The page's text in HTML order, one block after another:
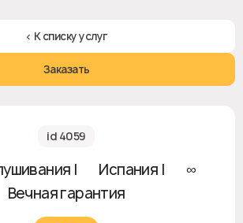
< К списку услуг
Заказать
id 4059
| 🇪🇸 Испания | ♻ ∞
Вечная гарантия